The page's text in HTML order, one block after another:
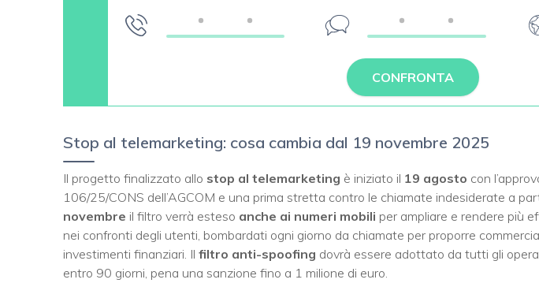
CONFRONTA
Stop al telemarketing: cosa cambia dal 19 novembre 2025
Il progetto finalizzato allo stop al telemarketing è iniziato il 19 agosto con
106/25/CONS dell’AGCOM e una prima stretta contro le chiamate indesiderate a
novembre il filtro verrà esteso anche ai numeri mobili per ampliare e rendere più
nei confronti degli utenti, bombardati ogni giorno da chiamate per proporre
investimenti finanziari. Il filtro anti-spoofing dovrà essere adottato da tutti gli
entro 90 giorni, pena una sanzione fino a 1 milione di euro.